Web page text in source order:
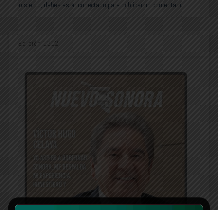
Lo siento, debes estar conectado para publicar un comentario.
Edición 1312